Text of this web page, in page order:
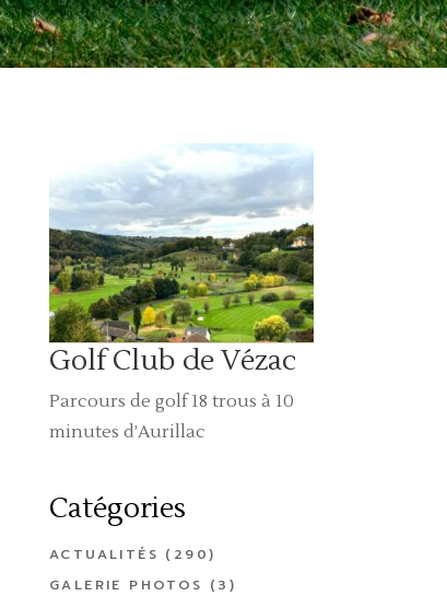
Golf Club de Vézac
Parcours de golf 18 trous à 10
minutes d’Aurillac
Catégories
ACTUALITÉS (290)
GALERIE PHOTOS (3)